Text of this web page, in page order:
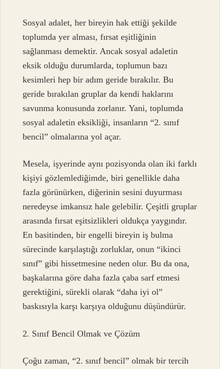
Sosyal adalet, her bireyin hak ettiği şekilde
toplumda yer alması, fırsat eşitliğinin
sağlanması demektir. Ancak sosyal adaletin
eksik olduğu durumlarda, toplumun bazı
kesimleri hep bir adım geride bırakılır. Bu
geride bırakılan gruplar da kendi haklarını
savunma konusunda zorlanır. Yani, toplumda
sosyal adaletin eksikliği, insanların “2. sınıf
bencil” olmalarına yol açar.
Mesela, işyerinde aynı pozisyonda olan iki farklı
kişiyi gözlemlediğimde, biri genellikle daha
fazla görünürken, diğerinin sesini duyurması
neredeyse imkansız hale gelebilir. Çeşitli gruplar
arasında fırsat eşitsizlikleri oldukça yaygındır.
En basitinden, bir engelli bireyin iş bulma
sürecinde karşılaştığı zorluklar, onun “ikinci
sınıf” gibi hissetmesine neden olur. Bu da ona,
başkalarına göre daha fazla çaba sarf etmesi
gerektiğini, sürekli olarak “daha iyi ol”
baskısıyla karşı karşıya olduğunu düşündürür.
2. Sınıf Bencil Olmak ve Çözüm
Çoğu zaman, “2. sınıf bencil” olmak bir tercih